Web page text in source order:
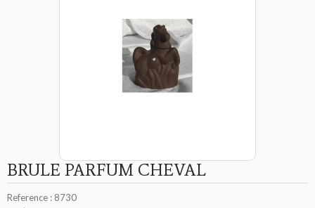
BRULE PARFUM CHEVAL
Reference : 8730